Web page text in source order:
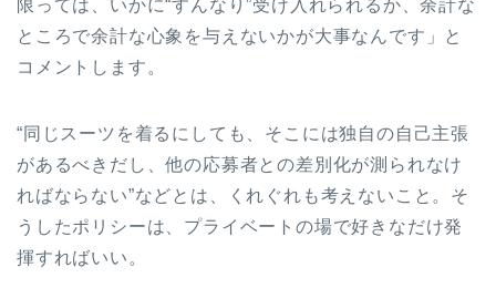
限っては、いかに“すんなり”受け入れられるか、余計な
ところで余計な心象を与えないかが大事なんです」と
コメントします。
“同じスーツを着るにしても、そこには独自の自己主張
があるべきだし、他の応募者との差別化が測られなけ
ればならない”などとは、くれぐれも考えないこと。そ
うしたポリシーは、プライベートの場で好きなだけ発
揮すればいい。